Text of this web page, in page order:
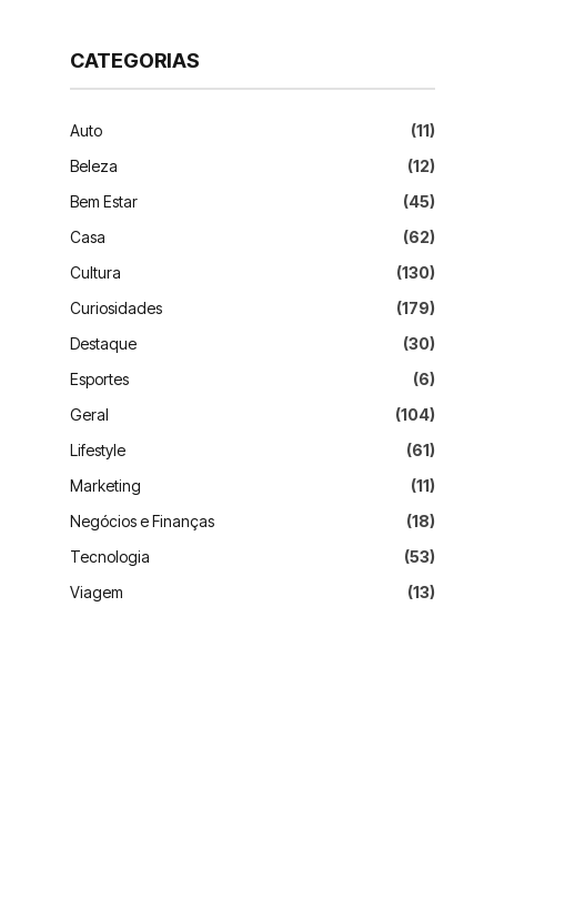
CATEGORIAS
Auto
(11)
Beleza
(12)
Bem Estar
(45)
Casa
(62)
Cultura
(130)
Curiosidades
(179)
Destaque
(30)
Esportes
(6)
Geral
(104)
Lifestyle
(61)
Marketing
(11)
Negócios e Finanças
(18)
Tecnologia
(53)
Viagem
(13)